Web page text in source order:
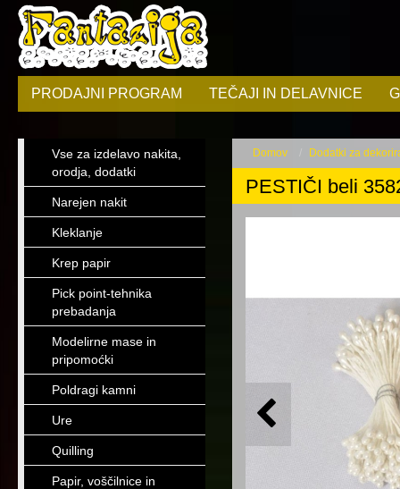
PRODAJNI PROGRAM TEČAJI IN DELAVNICE
Vse za izdelavo nakita,
orodja, dodatki
Narejen nakit
Kleklanje
Krep papir
Pick point-tehnika
prebadanja
Modelirne mase in
pripomoćki
Poldragi kamni
Ure
Quilling
Papir, voščilnice in
Domov Dodatki za
PESTIČI beli